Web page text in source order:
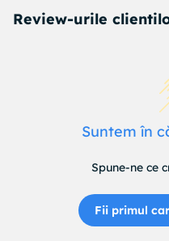
Review-urile
Suntem în
Spune-ne ce
Fii primul